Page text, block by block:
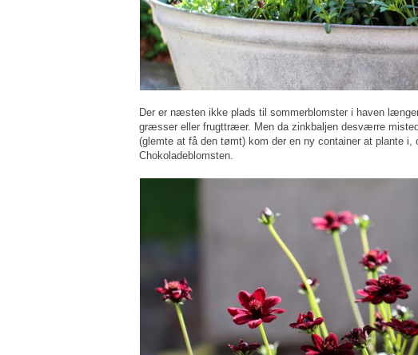
Der er næsten ikke plads til sommerblomster i haven
græsser eller frugttræer. Men da zinkbaljen desværre
(glemte at få den tømt) kom der en ny container at plante
Chokoladeblomsten.